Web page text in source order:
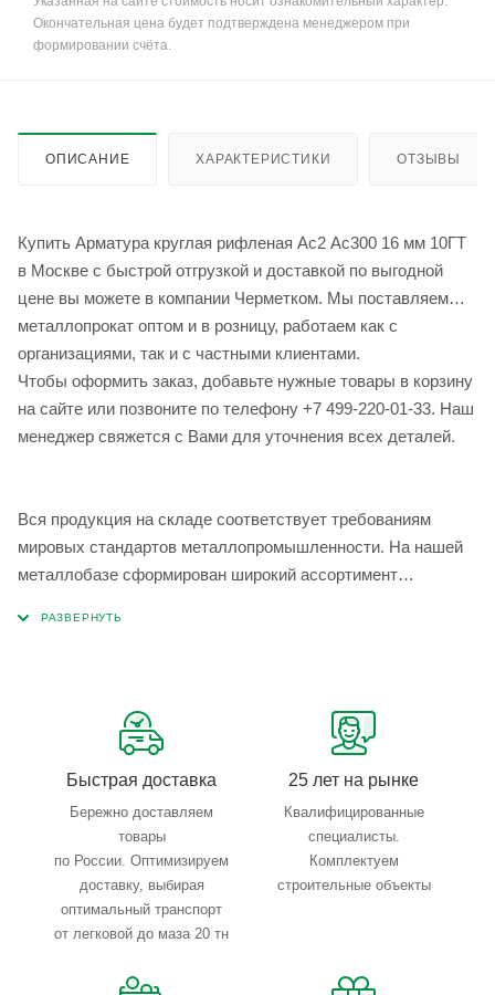
Окончательная цена будет подтверждена менеджером при
формировании счёта.
ОПИСАНИЕ ХАРАКТЕРИСТИКИ ОТЗЫВЫ
Купить Арматура круглая рифленая Ас2 Ас300 16 мм 10ГТ
в Москве с быстрой отгрузкой и доставкой по выгодной
цене вы можете в компании Черметком. Мы поставляем
металлопрокат оптом и в розницу, работаем как с
организациями, так и с частными клиентами.
Чтобы оформить заказ, добавьте нужные товары в корзину
на сайте или позвоните по телефону +7 499-220-01-33. Наш
менеджер свяжется с Вами для уточнения всех деталей.
Вся продукция на складе соответствует требованиям
мировых стандартов металлопромышленности. На нашей
металлобазе сформирован широкий ассортимент
Быстрая доставка
Бережно доставляем
товары
по России. Оптимизируем
доставку, выбирая
оптимальный транспорт
от легковой до маза 20 тн
25 лет на рынке
Квалифицированные
специалисты.
Комплектуем
строительные объекты